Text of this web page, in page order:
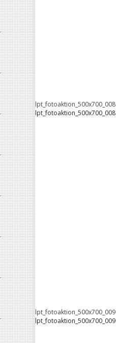
lpt_fotoaktion_500x700_008
lpt_fotoaktion_500x700_008
lpt_fotoaktion_500x700_009
lpt_fotoaktion_500x700_009